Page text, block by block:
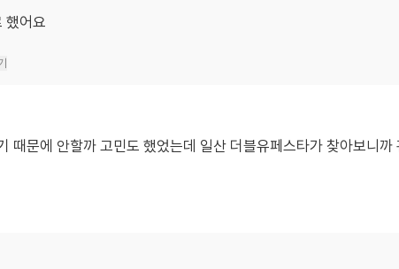
했어요
때문에 안할까 고민도 했었는데 일산 더블유페스타가 찾아보니